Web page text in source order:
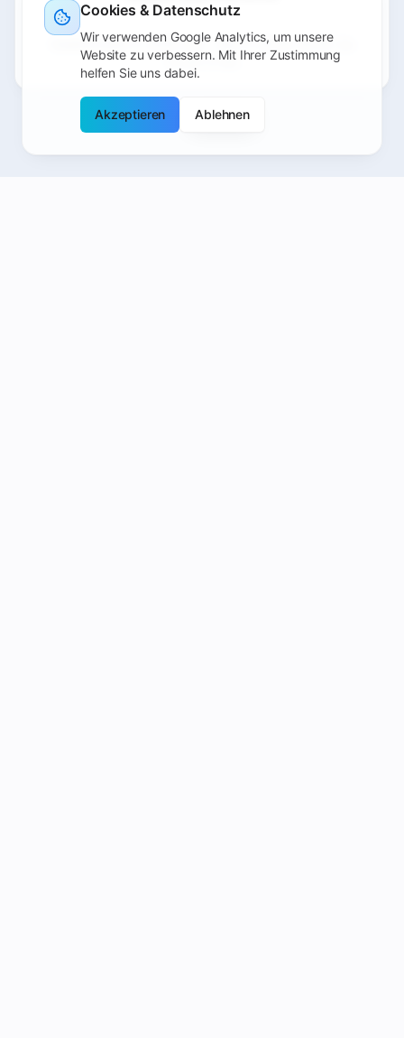
Goethestraße 3, 4020 Linz • Mo-Fr 09:00-18:30, Sa
10:00-17:00
Cookies & Datenschutz
Wir verwenden Google Analytics, um unsere
Website zu verbessern. Mit Ihrer Zustimmung
helfen Sie uns dabei.
Akzeptieren Ablehnen